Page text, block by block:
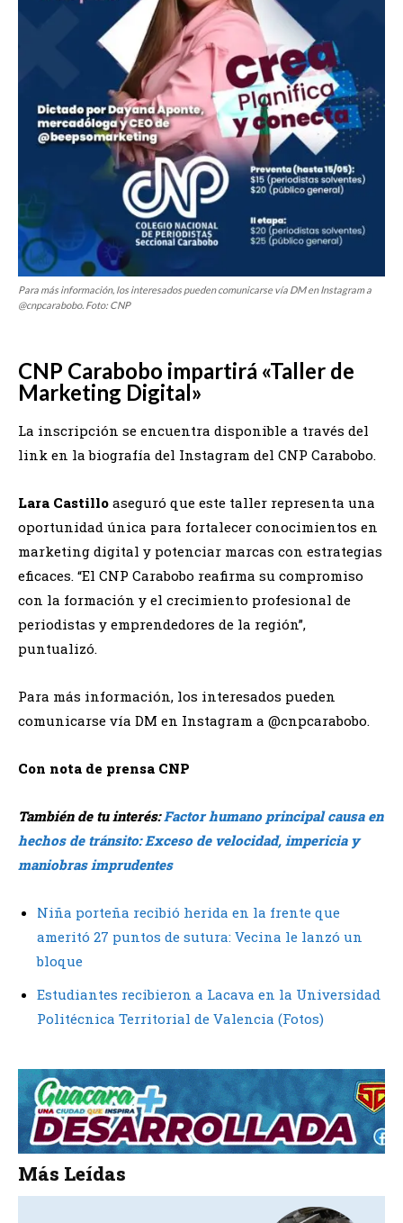
Para más información, los interesados pueden comunicarse vía DM en Instagram a
@cnpcarabobo. Foto: CNP
CNP Carabobo impartirá «Taller de
Marketing Digital»
La inscripción se encuentra disponible a través del
link en la biografía del Instagram del CNP Carabobo.
Lara Castillo aseguró que este taller representa una
oportunidad única para fortalecer conocimientos en
marketing digital y potenciar marcas con estrategias
eficaces. “El CNP Carabobo reafirma su compromiso
con la formación y el crecimiento profesional de
periodistas y emprendedores de la región”,
puntualizó.
Para más información, los interesados pueden
comunicarse vía DM en Instagram a @cnpcarabobo.
Con nota de prensa CNP
También de tu interés:Factor humano principal causa en
hechos de tránsito: Exceso de velocidad, impericia y
maniobras imprudentes
Niña porteña recibió herida en la frente que
ameritó 27 puntos de sutura: Vecina le lanzó un
bloque
Estudiantes recibieron a Lacava en la Universidad
Politécnica Territorial de Valencia (Fotos)
Más Leídas